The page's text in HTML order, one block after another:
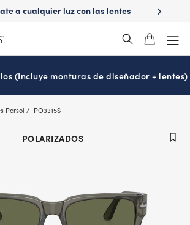
¿Es hora de tu examen de la vista?
(Incluye monturas de diseñador + lentes)
Persol PO3315S
POLARIZADOS